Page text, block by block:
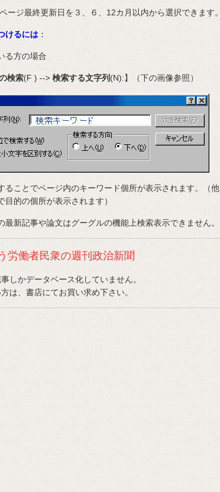
ジ最終更新日を３、６、12カ月以内から選択できます。
けるには ：
る方の場合
検索(F ) --> 検索する文字列(N):】（下の画像参照）
ることでページ内のキーワード個所が表示されます。（他
的の個所が表示されます）
最新記事や論文はグーグルの機能上検索表示できません。
労働者民衆の週刊政治新聞
しかデータベース化していません。
は、書店にてお買い求め下さい。